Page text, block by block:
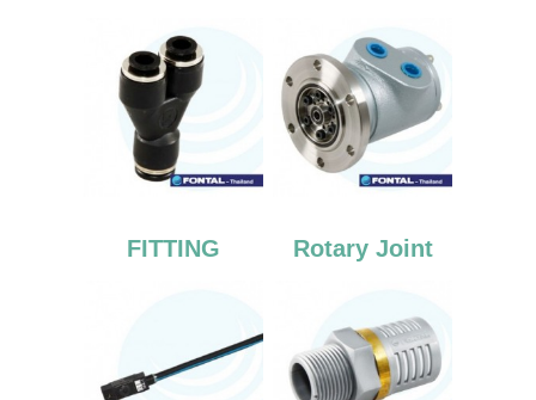
FITTING Rotary Joint